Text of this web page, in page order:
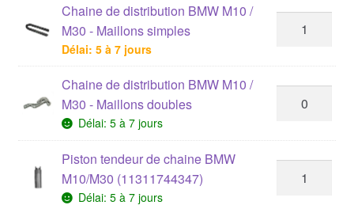
Chaine de distribution BMW M10 /
M30 - Maillons simples
Délai: 5 à 7 jours
Chaine de distribution BMW M10 /
M30 - Maillons doubles
Délai: 5 à 7 jours
Piston tendeur de chaine BMW
M10/M30 (11311744347)
Délai: 5 à 7 jours